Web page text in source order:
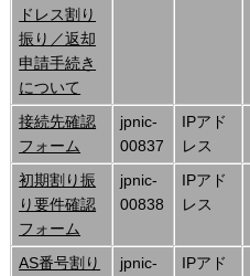
ドレス割り
振り／返却
申請手続き
について
接続先確認
フォーム
jpnic-
00837
IPアド
レス
初期割り振
り要件確認
フォーム
jpnic-
00838
IPアド
レス
AS番号割り
jpnic-
IPアド